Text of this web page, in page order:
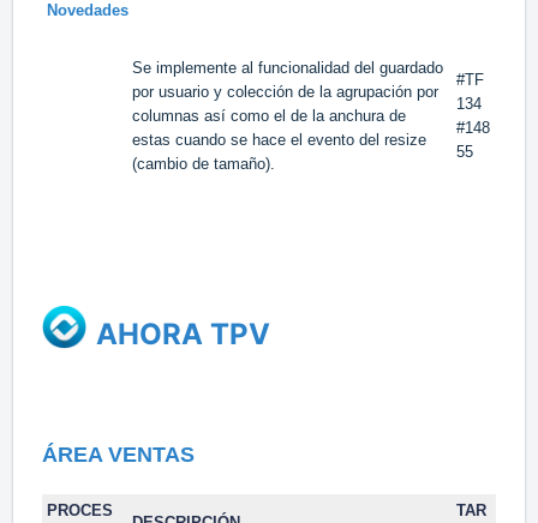
Novedades
Se implemente al funcionalidad del guardado
por usuario y colección de la agrupación por
columnas así como el de la anchura de
estas cuando se hace el evento del resize
(cambio de tamaño).
#TF
134
#148
55
AHORA TPV
ÁREA VENTAS
PROCES TAR